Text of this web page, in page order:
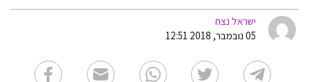
ישראל נצח
05 נובמבר, 2018 12:51